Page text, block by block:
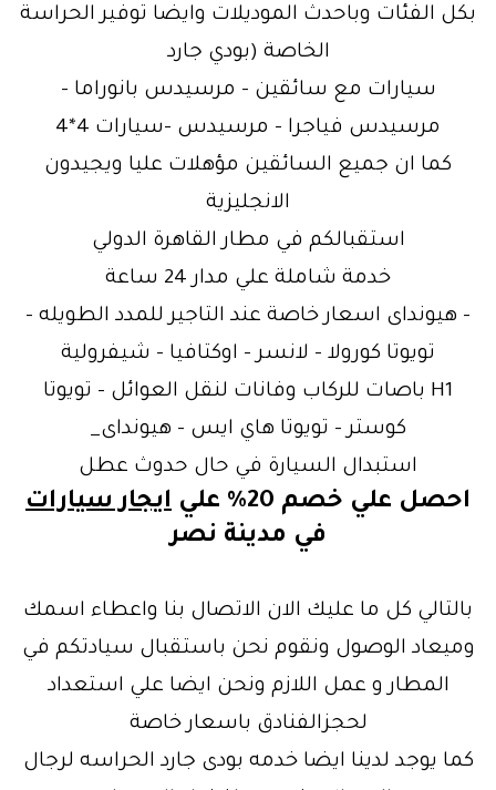
بكل الفئات وباحدث الموديلات وايضا توفير الحراسة
الخاصة (بودي جارد
سيارات مع سائقين – مرسيدس بانوراما –
مرسيدس فياجرا – مرسيدس -سيارات 4*4
كما ان جميع السائقين مؤهلات عليا ويجيدون
الانجليزية
استقبالكم في مطار القاهرة الدولي
خدمة شاملة علي مدار 24 ساعة
– هيونداى اسعار خاصة عند التاجير للمدد الطويله –
تويوتا كورولا – لانسر – اوكتافيا – شيفرولية
H1 باصات للركاب وفانات لنقل العوائل – تويوتا
كوستر – تويوتا هاي ايس – هيونداى_
استبدال السيارة في حال حدوث عطل
احصل علي خصم 20% علي
ايجار سيارات
في مدينة نصر
بالتالي كل ما عليك الان الاتصال بنا واعطاء اسمك
وميعاد الوصول ونقوم نحن باستقبال سيادتكم في
المطار و عمل اللازم ونحن ايضا علي استعداد
لحجزالفنادق باسعار خاصة
كما يوجد لدينا ايضا خدمه بودى جارد الحراسه لرجال